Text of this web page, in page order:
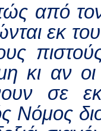
από
εκ
κι αν
σε
Νόμος